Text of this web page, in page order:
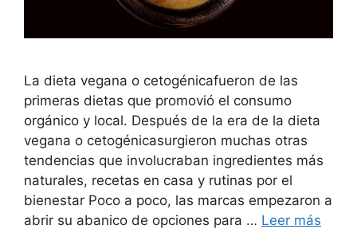
La dieta vegana o cetogénicafueron de las
primeras dietas que promovió el consumo
orgánico y local. Después de la era de la dieta
vegana o cetogénicasurgieron muchas otras
tendencias que involucraban ingredientes más
naturales, recetas en casa y rutinas por el
bienestar Poco a poco, las marcas empezaron a
abrir su abanico de opciones para … Leer más